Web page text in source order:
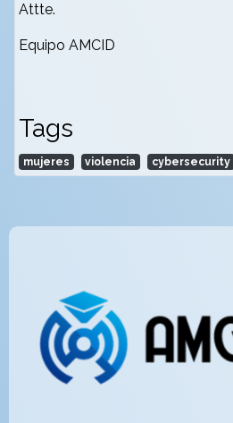
Attte.
Equipo AMCID
Tags
mujeres violencia cybersecurity